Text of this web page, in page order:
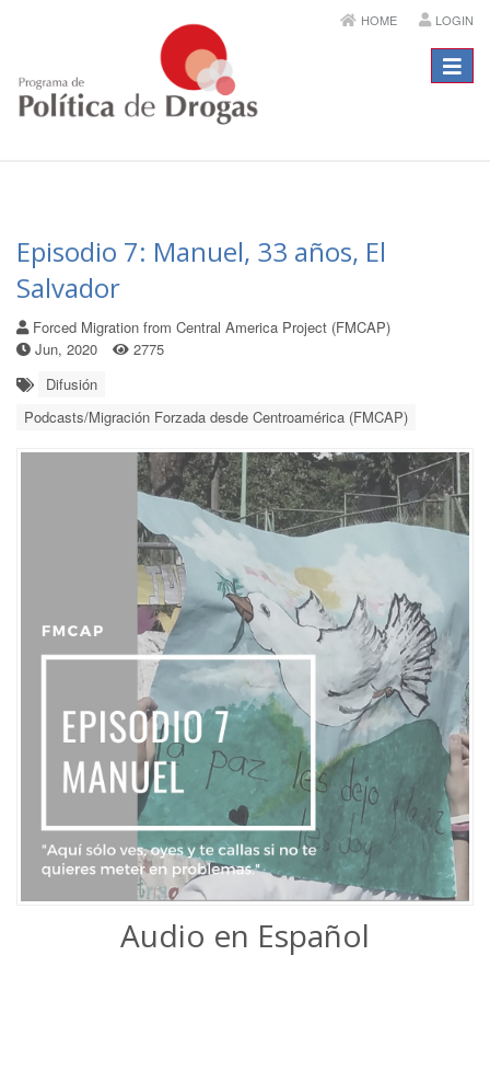
HOME LOGIN
Menú
Episodio 7: Manuel, 33 años, El
Salvador
Forced Migration from Central America Project (FMCAP)
Jun, 2020
2775
Difusión
Podcasts/Migración Forzada desde Centroamérica (FMCAP)
Audio en Español